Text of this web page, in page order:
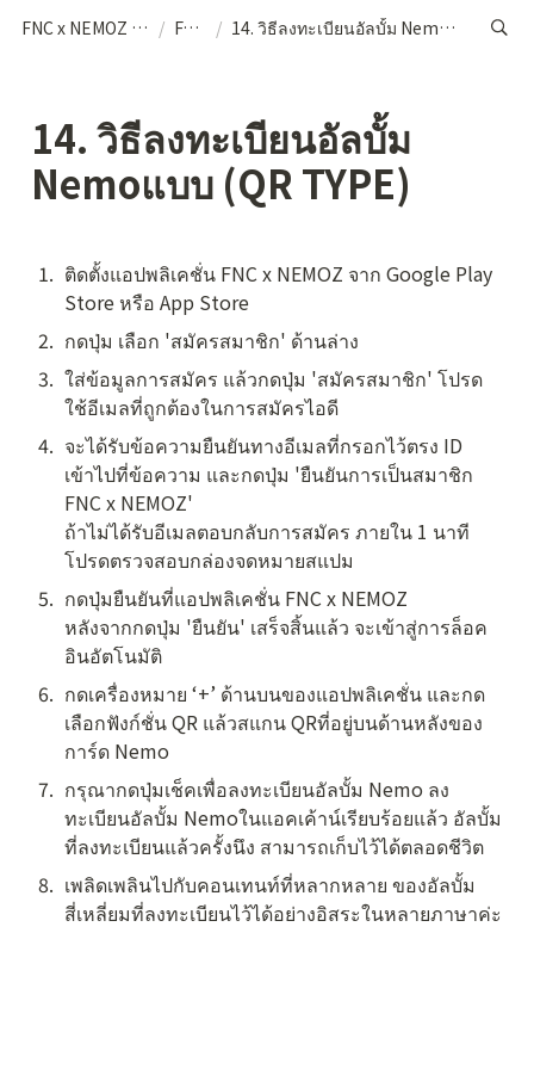
FNC x NEMOZ (THA) / FAQs / 14. วิธีลงทะเบียนอัลบั้ม Nemoแบบ (QR TYPE)
14. วิธีลงทะเบียนอัลบั้ม
Nemoแบบ (QR TYPE)
1. ติดตั้งแอปพลิเคชั่น FNC x NEMOZ จาก Google Play
Store หรือ App Store
2. กดปุ่ม เลือก 'สมัครสมาชิก' ด้านล่าง
3. ใส่ข้อมูลการสมัคร แล้วกดปุ่ม 'สมัครสมาชิก' โปรด
ใช้อีเมลที่ถูกต้องในการสมัครไอดี
4. จะได้รับข้อความยืนยันทางอีเมลที่กรอกไว้ตรง ID
เข้าไปที่ข้อความ และกดปุ่ม 'ยืนยันการเป็นสมาชิก
FNC x NEMOZ'
ถ้าไม่ได้รับอีเมลตอบกลับการสมัคร ภายใน 1 นาที
โปรดตรวจสอบกล่องจดหมายสแปม
5. กดปุ่มยืนยันที่แอปพลิเคชั่น FNC x NEMOZ
หลังจากกดปุ่ม 'ยืนยัน' เสร็จสิ้นแล้ว จะเข้าสู่การล็อค
อินอัตโนมัติ
6. กดเครื่องหมาย ‘+’ ด้านบนของแอปพลิเคชั่น และกด
เลือกฟังก์ชั่น QR แล้วสแกน QRที่อยู่บนด้านหลังของ
การ์ด Nemo
7. กรุณากดปุ่มเช็คเพื่อลงทะเบียนอัลบั้ม Nemo ลง
ทะเบียนอัลบั้ม Nemoในแอคเค้าน์เรียบร้อยแล้ว อัลบั้ม
ที่ลงทะเบียนแล้วครั้งนึง สามารถเก็บไว้ได้ตลอดชีวิต
8. เพลิดเพลินไปกับคอนเทนท์ที่หลากหลาย ของอัลบั้ม
สี่เหลี่ยมที่ลงทะเบียนไว้ได้อย่างอิสระในหลายภาษาค่ะ